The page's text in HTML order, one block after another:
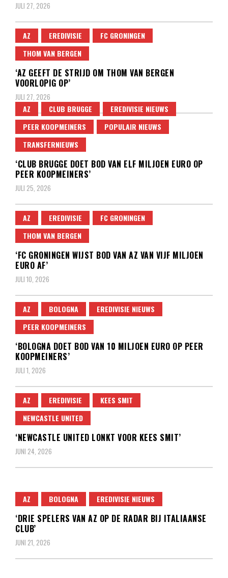
JULI 27, 2026
AZ EREDIVISIE
FC GRONINGEN
THOM VAN BERGEN
‘AZ GEEFT DE STRIJD OM THOM VAN BERGEN
VOORLOPIG OP’
JULI 27, 2026
AZ CLUB BRUGGE
EREDIVISIE NIEUWS
PEER KOOPMEINERS
POPULAIR NIEUWS
TRANSFERNIEUWS
‘CLUB BRUGGE DOET BOD VAN ELF MILJOEN EURO OP
PEER KOOPMEINERS’
JULI 25, 2026
AZ EREDIVISIE
FC GRONINGEN
THOM VAN BERGEN
‘FC GRONINGEN WIJST BOD VAN AZ VAN VIJF MILJOEN
EURO AF’
JULI 10, 2026
AZ BOLOGNA
EREDIVISIE NIEUWS
PEER KOOPMEINERS
‘BOLOGNA DOET BOD VAN 10 MILJOEN EURO OP PEER
KOOPMEINERS’
JULI 1, 2026
AZ EREDIVISIE
KEES SMIT
NEWCASTLE UNITED
‘NEWCASTLE UNITED LONKT VOOR KEES SMIT’
JUNI 24, 2026
AZ BOLOGNA EREDIVISIE NIEUWS
‘DRIE SPELERS VAN AZ OP DE RADAR BIJ ITALIAANSE
CLUB’
JUNI 21, 2026